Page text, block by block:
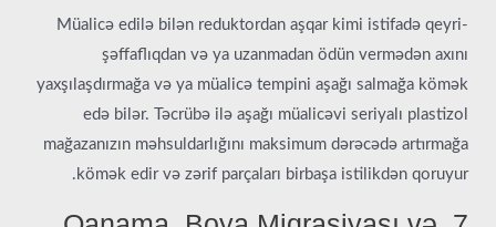
Müalicə edilə bilən reduktordan aşqar kimi istifadə qeyri-
şəffaflıqdan və ya uzanmadan ödün vermədən axını
yaxşılaşdırmağa və ya müalicə tempini aşağı salmağa kömək
edə bilər. Təcrübə ilə aşağı müalicəvi seriyalı plastizol
mağazanızın məhsuldarlığını maksimum dərəcədə artırmağa
kömək edir və zərif parçaları birbaşa istilikdən qoruyur.